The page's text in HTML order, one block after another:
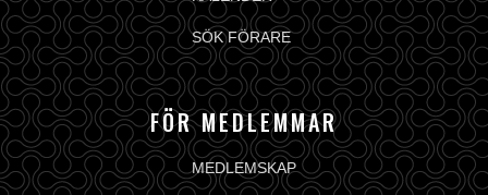
SÖK FÖRARE
FÖR MEDLEMMAR
MEDLEMSKAP